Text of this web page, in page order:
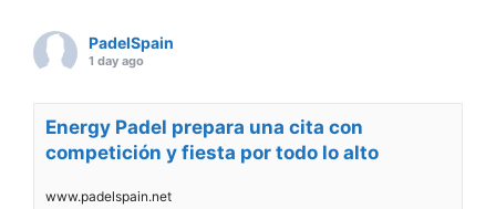
PadelSpain
1 day ago
Energy Padel prepara una cita con
competición y fiesta por todo lo alto
www.padelspain.net